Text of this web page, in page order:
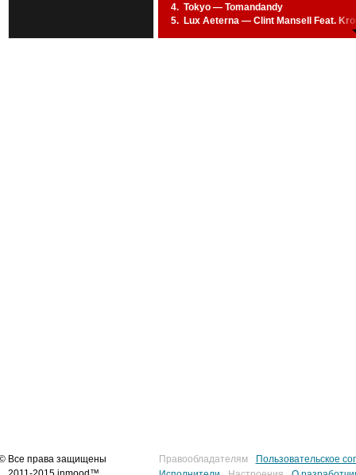
59% 15. Melatonin — Silversun
68% 16. Exorcist Concerto First
4. Tokyo — Tomandandy
5. Lux Aeterna — Clint Mansell Feat.
Все права защищены
Правообладателям
Пользовательское